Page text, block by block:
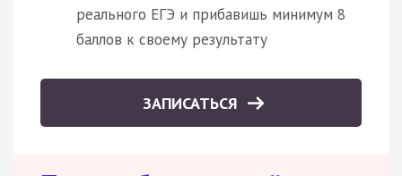
реального ЕГЭ и прибавишь минимум 8
баллов к своему результату
ЗАПИСАТЬСЯ